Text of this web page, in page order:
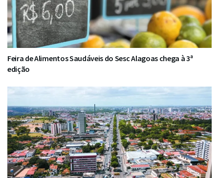
Feira de Alimentos Saudáveis do Sesc Alagoas chega à 3ª
edição